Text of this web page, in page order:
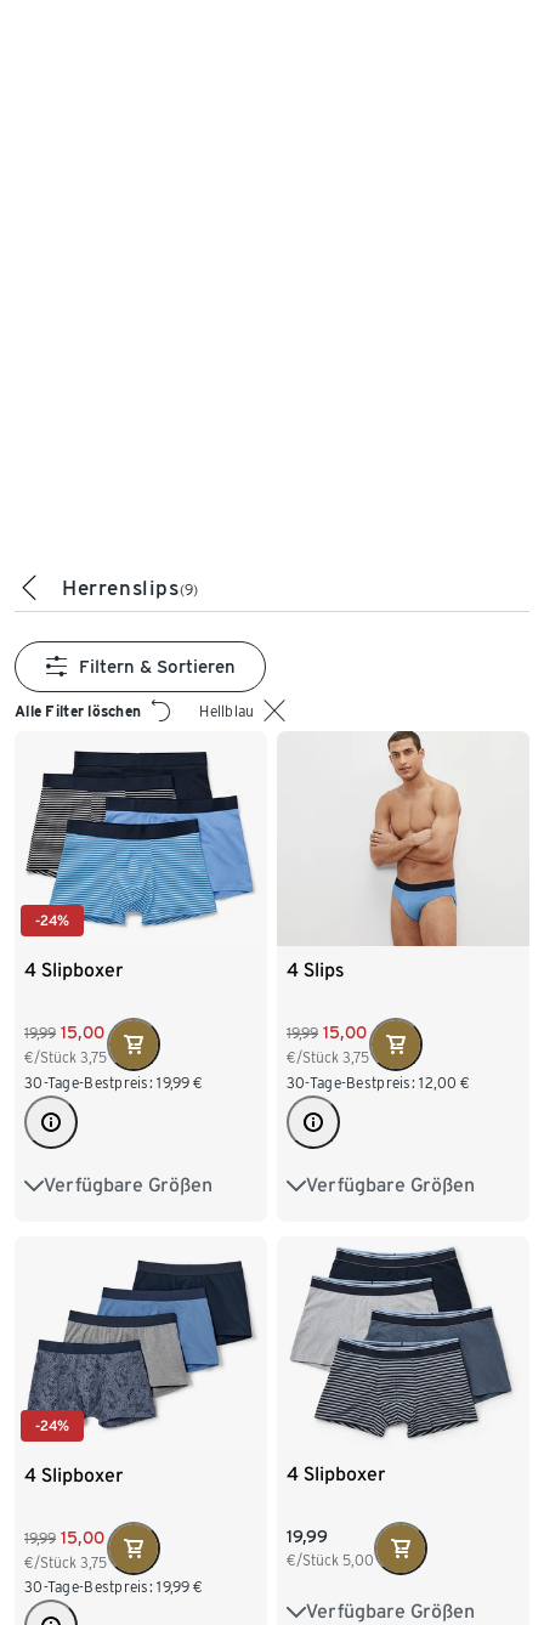
Herrenslips(9)
Alle Filter löschen Hellblau
Filtern & Sortieren
-24%
4 Slipboxer
19,99 15,00
€/Stück 3,75
30-Tage-Bestpreis: 19,99 €
Verfügbare Größen
S/4 M/5 L/6
4 Slips
19,99 15,00
€/Stück 3,75
30-Tage-Bestpreis: 12,00 €
Verfügbare Größen
M/5 L/6 XL/7
-24%
4 Slipboxer
19,99 15,00
€/Stück 3,75
30-Tage-Bestpreis: 19,99 €
4 Slipboxer
19,99
€/Stück 5,00
Verfügbare Größen
S/4 M/5 L/6